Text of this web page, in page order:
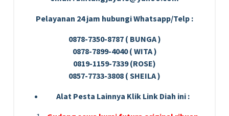
Pelayanan 24 jam hubungi Whatsapp/Telp :
0878-7350-8787 ( BUNGA )
0878-7899-4040 ( WITA )
0819-1159-7339 (ROSE)
0857-7733-3808 ( SHEILA )
Alat Pesta Lainnya Klik Link Diah ini :